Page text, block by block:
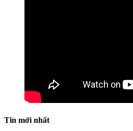
Tin mới nhất